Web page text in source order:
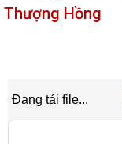
Thượng Hồng